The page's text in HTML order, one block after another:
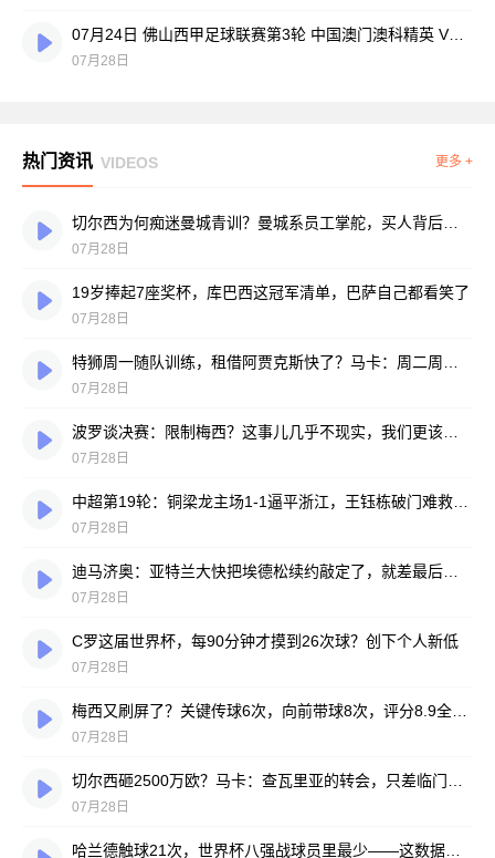
07月24日 佛山西甲足球联赛第3轮 中国澳门澳科精英 VS 藝品高國際 全场录像
07月28日
热门资讯 VIDEOS 更多 +
07月28日
19岁捧起7座奖杯，库巴西这冠军清单，巴萨自己都看笑了
07月28日
07月28日
07月28日
07月28日
07月28日
C罗这届世界杯，每90分钟才摸到26次球？创下个人新低
07月28日
07月28日
07月28日